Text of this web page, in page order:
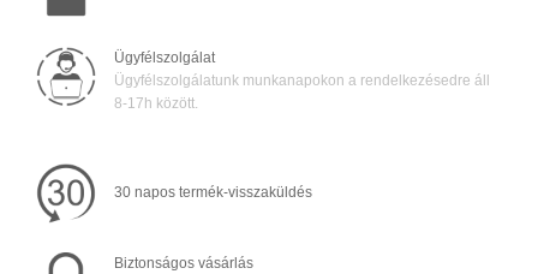
Ügyfélszolgálat
Ügyfélszolgálatunk munkanapokon a rendelkezésedre áll
8-17h között.
30 napos termék-visszaküldés
Biztonságos vásárlás